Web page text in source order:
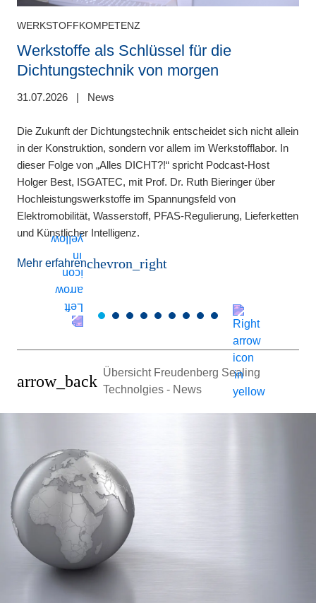
WERKSTOFFKOMPETENZ
Werkstoffe als Schlüssel für die
Dichtungstechnik von morgen
31.07.2026 | News
Die Zukunft der Dichtungstechnik entscheidet sich nicht allein
in der Konstruktion, sondern vor allem im Werkstofflabor. In
dieser Folge von „Alles DICHT?!“ spricht Podcast-Host
Holger Best, ISGATEC, mit Prof. Dr. Ruth Bieringer über
Hochleistungswerkstoffe im Spannungsfeld von
Elektromobilität, Wasserstoff, PFAS-Regulierung, Lieferketten
und Künstlicher Intelligenz.
Mehr erfahrenchevron_right
arrow_back Übersicht Freudenberg Sealing
Technolgies - News